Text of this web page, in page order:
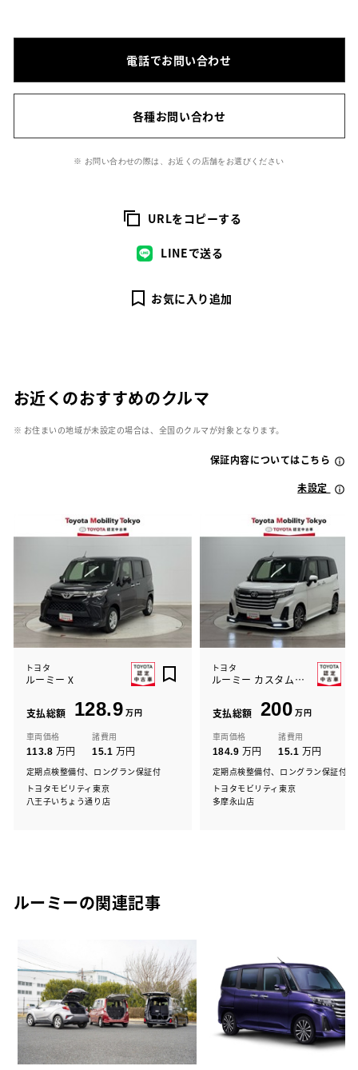
電話でお問い合わせ
各種お問い合わせ
※ お問い合わせの際は、お近くの店舗をお選びください
URLをコピーする
LINEで送る
お気に入り追加
お近くのおすすめのクルマ
※ お住まいの地域が未設定の場合は、全国のクルマが対象となります。
保証内容についてはこちら
未設定
トヨタ
ルーミー X
支払総額 128.9 万円
車両価格
113.8 万円
諸費用
15.1 万円
定期点検整備付、ロングラン保証付
トヨタモビリティ東京
八王子いちょう通り店
トヨタ
ルーミー カスタムG-T
支払総額 200 万円
車両価格
184.9 万円
諸費用
15.1 万円
定期点検整備付、ロングラン保証付
トヨタモビリティ東京
多摩永山店
ルーミーの関連記事